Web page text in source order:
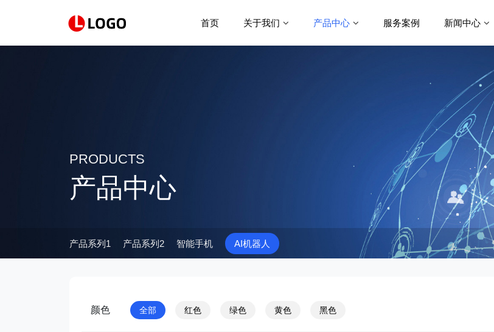
首页 关于我们 产品中心 服务案例 新闻中心
PRODUCTS
产品中心
产品系列1 产品系列2 智能手机 AI机器人
颜色 全部 红色 绿色 黄色 黑色